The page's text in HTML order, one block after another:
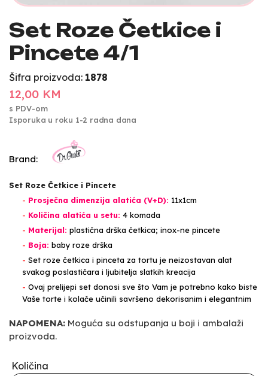
Set Roze Četkice i
Pincete 4/1
Šifra proizvoda: 1878
12,00 KM
s PDV-om
Isporuka u roku 1-2 radna dana
Brand:
Set Roze Četkice i Pincete
- Prosječna dimenzija alatića (V+D): 11x1cm
- Količina alatića u setu: 4 komada
- Materijal: plastična drška četkica; inox-ne pincete
- Boja: baby roze drška
- Set roze četkica i pinceta za tortu je neizostavan alat
svakog poslastičara i ljubitelja slatkih kreacija
- Ovaj prelijepi set donosi sve što Vam je potrebno kako biste
Vaše torte i kolače učinili savršeno dekorisanim i elegantnim
NAPOMENA: Moguća su odstupanja u boji i ambalaži
proizvoda.
Količina